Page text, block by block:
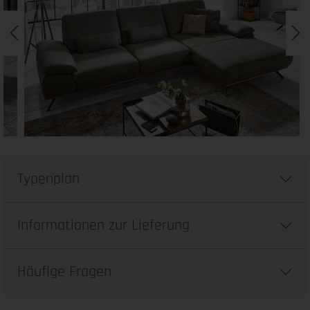
Typenplan
Informationen zur Lieferung
Häufige Fragen